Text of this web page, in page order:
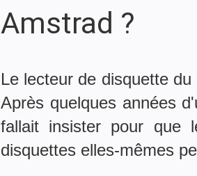
Amstrad ?
Le lecteur de disquette
Après quelques années
fallait insister pour que
disquettes elles-mêmes